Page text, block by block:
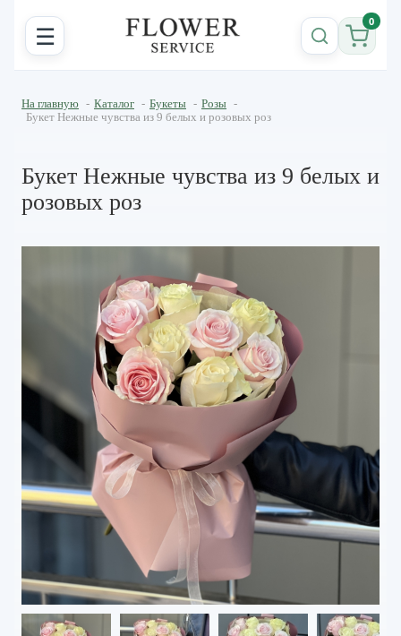
☰ 0
На главную - Каталог - Букеты - Розы -
Букет Нежные чувства из 9 белых и розовых роз
Букет Нежные чувства из 9 белых и
розовых роз